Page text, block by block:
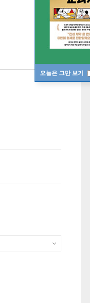
오늘은 그만 보기